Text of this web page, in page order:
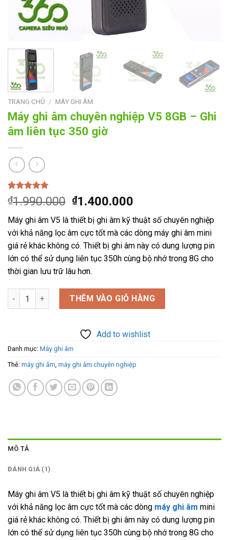
TRANG CHỦ / MÁY GHI ÂM
Máy ghi âm chuyên nghiệp V5 8GB – Ghi
âm liên tục 350 giờ
5.00
trên 5
dựa trên
1
₫1.990.000 Giá
gốc
là:
₫1.990.000.
₫1.400.000
hiện
tại
là:
₫1.400.000.
Máy ghi âm V5 là thiết bị ghi âm kỹ thuật số chuyên nghiệp
với khả năng lọc âm cực tốt mà các dòng máy ghi âm mini
giá rẻ khác không có. Thiết bị ghi âm này có dung lượng pin
lớn có thể sử dụng liên tục 350h cùng bộ nhớ trong 8G cho
thời gian lưu trữ lâu hơn.
Máy ghi âm chuyên nghiệp V5 8GB - Ghi âm liên tục 350 giờ số
THÊM VÀO GIỎ HÀNG
Add to wishlist
Danh mục: Máy ghi âm
Thẻ: máy ghi âm, máy ghi âm chuyên nghiệp
MÔ TẢ
ĐÁNH GIÁ (1)
Máy ghi âm V5 là thiết bị ghi âm kỹ thuật số chuyên nghiệp
với khả năng lọc âm cực tốt mà các dòng máy ghi âm mini
giá rẻ khác không có. Thiết bị ghi âm này có dung lượng pin
lớn có thể sử dụng liên tục 350h cùng bộ nhớ trong 8G cho